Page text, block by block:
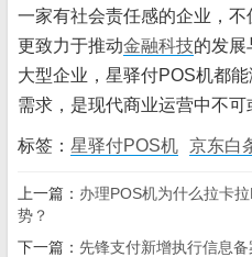
一家有社会责任感的企业，不
更致力于推动金融科技的发展
大型企业，星驿付POS机都
需求，是现代商业运营中不可
标签： 星驿付POS机 京东白
上一篇： 办理POS机为什么拉卡
势？
下一篇： 先锋支付新增执行信息